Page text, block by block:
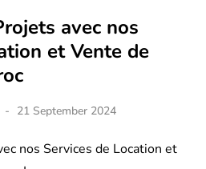
avec nos
et Vente de
21 September 2024
nos Services de Location et